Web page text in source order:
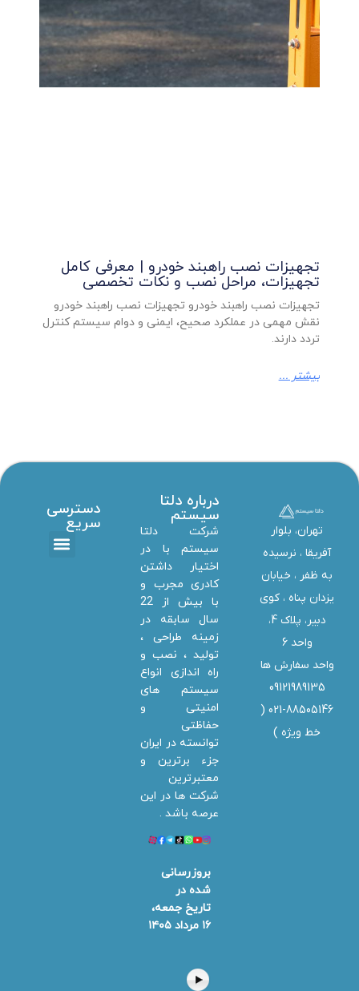
تجهیزات نصب راهبند خودرو | معرفی کامل
تجهیزات، مراحل نصب و نکات تخصصی
تجهیزات نصب راهبند خودرو تجهیزات نصب راهبند خودرو
نقش مهمی در عملکرد صحیح، ایمنی و دوام سیستم کنترل
تردد دارند.
بیشتر ...
تهران، بلوار
آفریقا ، نرسیده
به ظفر ،‌ خیابان
یزدان پناه ، کوی
دبیر، پلاک 4،
واحد 6
واحد سفارش ها
09121989135
021-88505146 (
خط ویژه )
درباره دلتا
سیستم
شرکت دلتا
سیستم با در
اختیار داشتن
کادری مجرب و
با بیش از 22
سال سابقه در
زمینه طراحی ،
تولید ، نصب و
راه اندازی انواع
سیستم های
امنیتی و
حفاظتی
توانسته در ایران
جزء برترین و
معتبرترین
شرکت ها در این
عرصه باشد .
بروزرسانی
شده در
تاریخ جمعه،
۱۶ مرداد ۱۴۰۵
دسترسی
سریع